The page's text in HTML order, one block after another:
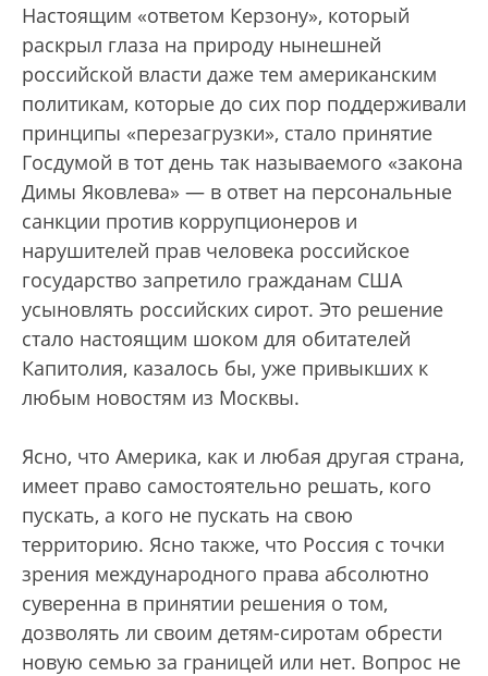
Настоящим «ответом Керзону», который
раскрыл глаза на природу нынешней
российской власти даже тем американским
политикам, которые до сих пор поддерживали
принципы «перезагрузки», стало принятие
Госдумой в тот день так называемого «закона
Димы Яковлева» — в ответ на персональные
санкции против коррупционеров и
нарушителей прав человека российское
государство запретило гражданам США
усыновлять российских сирот. Это решение
стало настоящим шоком для обитателей
Капитолия, казалось бы, уже привыкших к
любым новостям из Москвы.
Ясно, что Америка, как и любая другая страна,
имеет право самостоятельно решать, кого
пускать, а кого не пускать на свою
территорию. Ясно также, что Россия с точки
зрения международного права абсолютно
суверенна в принятии решения о том,
дозволять ли своим детям-сиротам обрести
новую семью за границей или нет. Вопрос не